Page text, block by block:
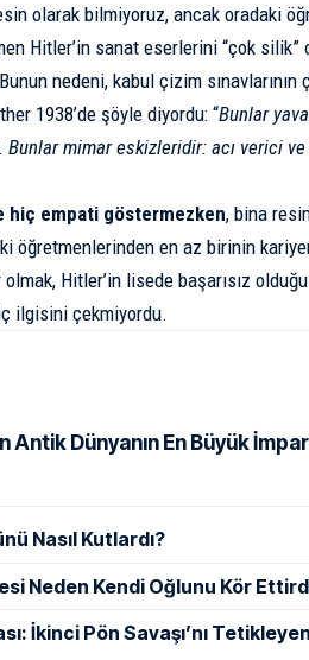
olarak bilmiyoruz, ancak oradaki
Hitler’in sanat eserlerini “çok
nedeni, kabul çizim
1938’de şöyle diyordu: “Bunlar
mimar eskizleridir: acı verici
hiç empati göstermezken, bina
öğretmenlerinden en az birinin
Hitler’in lisede başarısız
ilgisini çekmiyordu.
Antik Dünyanın En Büyük
Nasıl Kutlardı?
Neden Kendi Oğlunu Kör
İkinci Pön Savaşı’nı Tetikleyen